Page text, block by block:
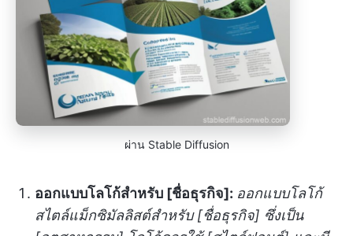
ผ่าน Stable Diffusion
ออกแบบโลโก้สำหรับ [ชื่อธุรกิจ]: ออกแบบโลโก้
สไตล์แม็กซิมัลลิสต์สำหรับ [ชื่อธุรกิจ] ซึ่งเป็น